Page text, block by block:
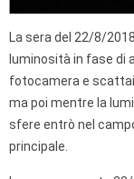
La sera del 22/8/
luminosità in fase di
fotocamera e
ma poi mentre la
sfere entrò nel
principale.